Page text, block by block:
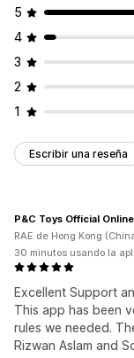
5
4
3
2
1
Escribir una reseña
Excellent Support
This app has been
rules we needed.
Rizwan Aslam and
P&C Toys Official
RAE de Hong Kong
30 minutos usando la